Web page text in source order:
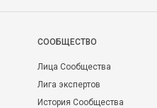
CООБЩЕСТВО
Лица Сообщества
Лига экспертов
История Сообщества